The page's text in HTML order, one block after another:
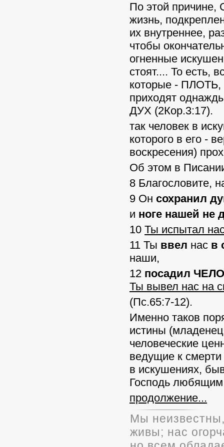
По этой причине,
жизнь,
их внутреннее,
чтобы
огненные
стоят.... То есть,
которые -
приходят
ДУХ (2Кор.3:17).
так человек в
которого в его -
воскресения)
Об этом в
8 Благословите,
9 Он сохранил
и ноге нашей не
10 Ты испытал
11 Ты ввел нас в
наши,
12 посадил
Ты вывел нас на
(Пс.65:7-12).
Именно таков
истины
человеческие
ведущие к
в искушениях,
Господь любящим
продолжение...
Мы
живы; нас